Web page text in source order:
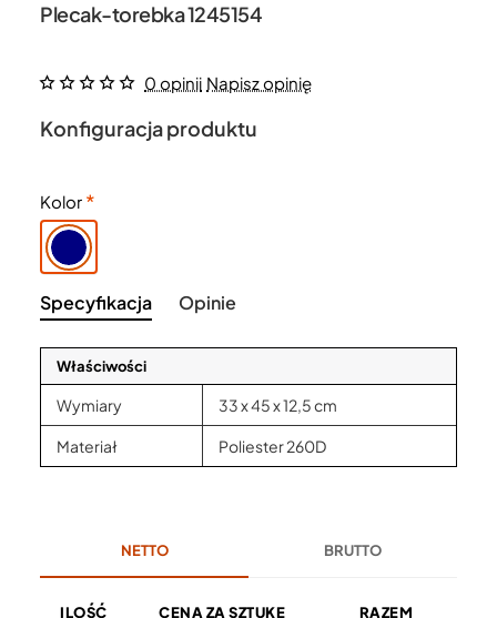
Plecak-torebka 1245154
0 opinii Napisz opinię
Konfiguracja produktu
Kolor
Specyfikacja Opinie
Właściwości
Wymiary 33 x 45 x 12,5 cm
Materiał Poliester 260D
NETTO BRUTTO
ILOŚĆ CENA ZA SZTUKĘ RAZEM